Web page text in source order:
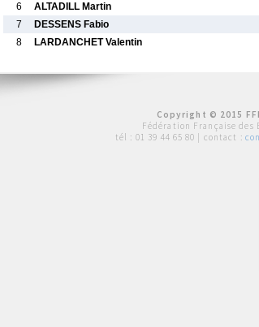
6
ALTADILL Martin
7
DESSENS Fabio
8
LARDANCHET Valentin
Copyright © 2015
Fédération Française des
tél : 01 39 44 65 80 | contact :